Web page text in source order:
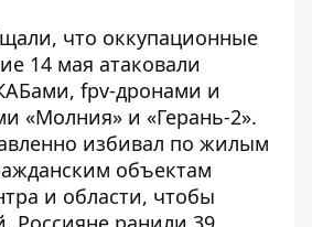
что оккупационные
14 мая атаковали
fpv-дронами и
«Молния» и «Герань-2».
избивал по жилым
объектам
и области, чтобы